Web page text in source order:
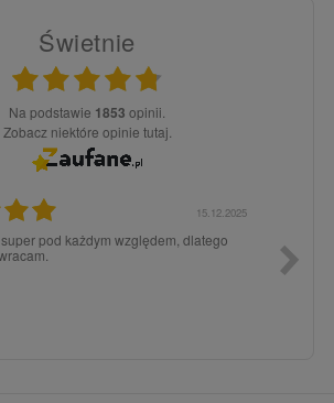
Świetnie
Na podstawie 1853 opinii.
Zobacz niektóre opinie tutaj.
15.12.2025
pod każdym względem, dlatego